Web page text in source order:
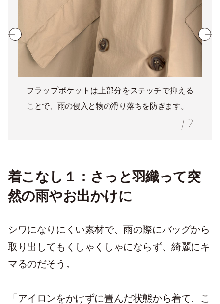
フラップポケットは上部分をステッチで抑える
ことで、雨の侵入と物の滑り落ちを防ぎます。
1 / 2
着こなし１：さっと羽織って突
然の雨やお出かけに
シワになりにくい素材で、雨の際にバッグから
取り出してもくしゃくしゃにならず、綺麗にキ
マるのだそう。
「アイロンをかけずに畳んだ状態から着て、こ